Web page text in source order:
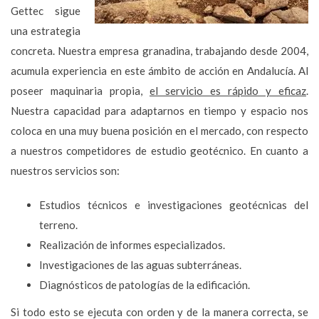
Gettec sigue
una estrategia
concreta. Nuestra empresa granadina, trabajando desde 2004,
acumula experiencia en este ámbito de acción en Andalucía. Al
poseer maquinaria propia, el servicio es rápido y eficaz.
Nuestra capacidad para adaptarnos en tiempo y espacio nos
coloca en una muy buena posición en el mercado, con respecto
a nuestros competidores de estudio geotécnico. En cuanto a
nuestros servicios son:
Estudios técnicos e investigaciones geotécnicas del
terreno.
Realización de informes especializados.
Investigaciones de las aguas subterráneas.
Diagnósticos de patologías de la edificación.
Si todo esto se ejecuta con orden y de la manera correcta, se